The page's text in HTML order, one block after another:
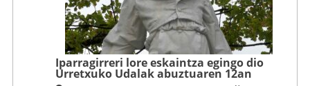
Iparragirreri lore eskaintza egingo dio
Urretxuko Udalak abuztuaren 12an